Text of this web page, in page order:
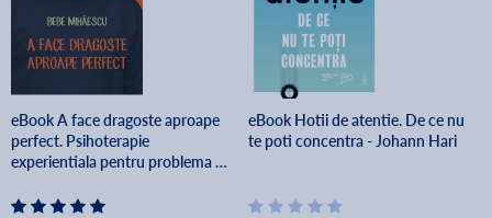
eBook A face dragoste aproape
perfect. Psihoterapie
experientiala pentru problema ta
eBook Hotii de atentie. De ce nu
te poti concentra - Johann Hari